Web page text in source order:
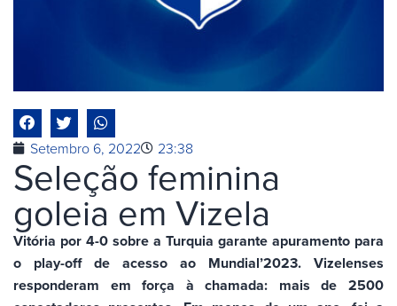
Setembro 6, 2022 23:38
Seleção feminina
goleia em Vizela
Vitória por 4-0 sobre a Turquia garante apuramento para
o play-off de acesso ao Mundial’2023. Vizelenses
responderam em força à chamada: mais de 2500